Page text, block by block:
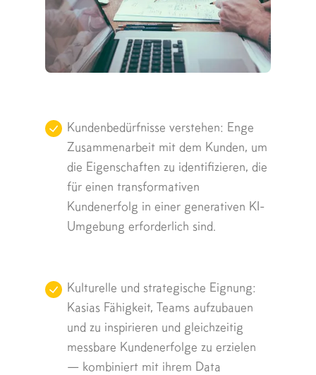
Kundenbedürfnisse verstehen: Enge
Zusammenarbeit mit dem Kunden, um
die Eigenschaften zu identifizieren, die
für einen transformativen
Kundenerfolg in einer generativen KI-
Umgebung erforderlich sind.
Kulturelle und strategische Eignung:
Kasias Fähigkeit, Teams aufzubauen
und zu inspirieren und gleichzeitig
messbare Kundenerfolge zu erzielen
— kombiniert mit ihrem Data